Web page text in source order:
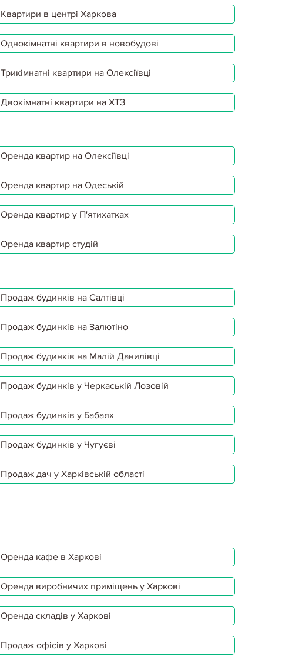
Квартири в центрі Харкова
Однокімнатні квартири в новобудові
Трикімнатні квартири на Олексіївці
Двокімнатні квартири на ХТЗ
Оренда квартир на Олексіївці
Оренда квартир на Одеській
Оренда квартир у П'ятихатках
Оренда квартир студій
Продаж будинків на Салтівці
Продаж будинків на Залютіно
Продаж будинків на Малій Данилівці
Продаж будинків у Черкаській Лозовій
Продаж будинків у Бабаях
Продаж будинків у Чугуєві
Продаж дач у Харківській області
Оренда кафе в Харкові
Оренда виробничих приміщень у Харкові
Оренда складів у Харкові
Продаж офісів у Харкові